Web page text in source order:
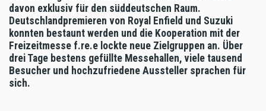
davon exklusiv für den süddeutschen Raum.
Deutschlandpremieren von Royal Enfield und Suzuki
konnten bestaunt werden und die Kooperation mit der
Freizeitmesse f.re.e lockte neue Zielgruppen an. Über
drei Tage bestens gefüllte Messehallen, viele tausend
Besucher und hochzufriedene Aussteller sprachen für
sich.